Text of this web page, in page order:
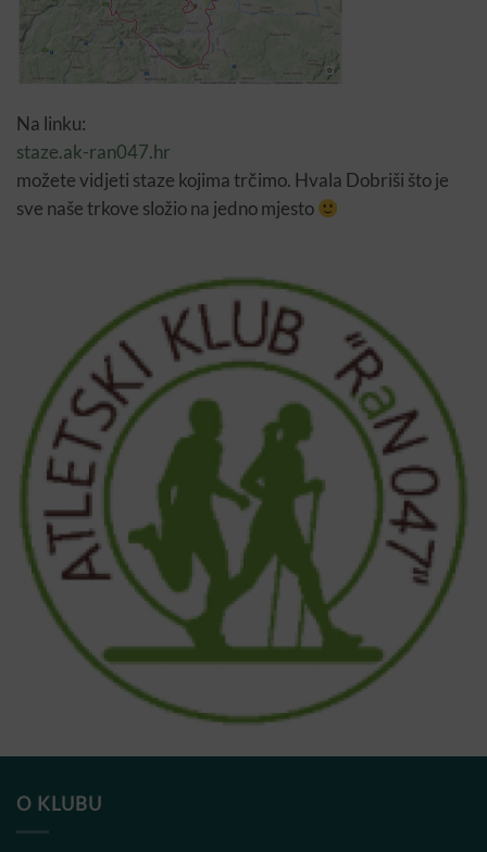
Na linku:
staze.ak-ran047.hr
možete vidjeti staze kojima trčimo. Hvala Dobriši što je
sve naše trkove složio na jedno mjesto
O KLUBU